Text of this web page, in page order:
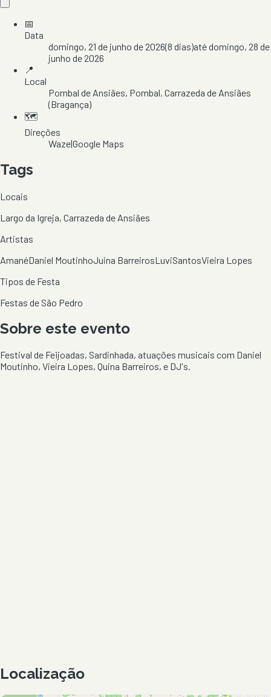
📅
Data
domingo, 21 de junho de 2026(8 dias)atédomingo, 28 de
junho de 2026
📍
Local
Pombal de Ansiães, Pombal, Carrazeda de Ansiães
(Bragança)
🗺️
Direções
Waze|Google Maps
Tags
Locais
Largo da Igreja, Carrazeda de Ansiães
Artistas
AmanéDaniel MoutinhoJuina BarreirosLuviSantosVieira Lopes
Tipos de Festa
Festas de São Pedro
Sobre este evento
Festival de Feijoadas, Sardinhada, atuações musicais com Daniel
Moutinho, Vieira Lopes, Quina Barreiros, e DJ's.
Localização